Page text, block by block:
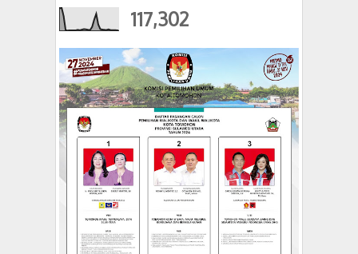
117,302